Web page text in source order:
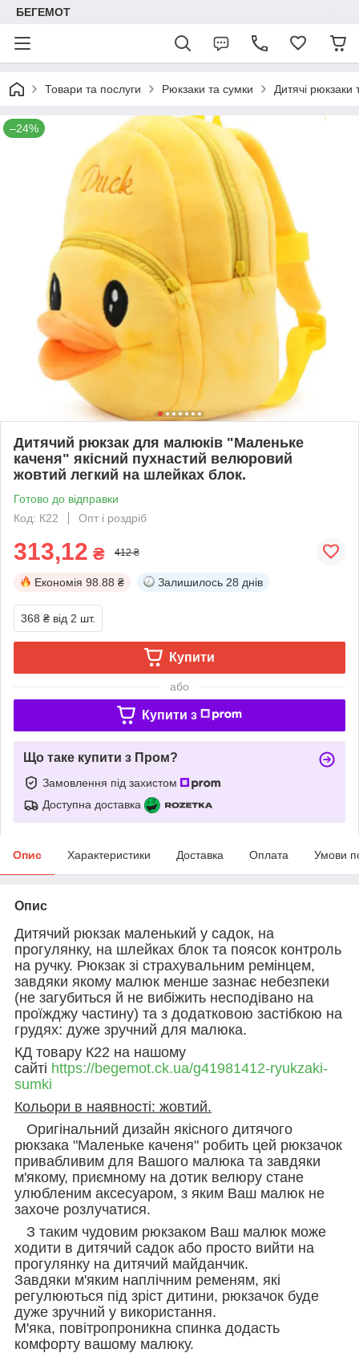
БЕГЕМОТ
Товари та послуги Рюкзаки та сумки Дитячі рюкзаки
–24%
Дитячий рюкзак для малюків "Маленьке
каченя" якісний пухнастий велюровий
жовтий легкий на шлейках блок.
Готово до відправки
Код: К22
Опт і роздріб
313,12 ₴ 412 ₴
Економія 98.88 ₴ Залишилось 28 днів
368 ₴ від 2 шт.
Купити
або
Купити з
Що таке купити з Пром?
Замовлення під захистом
Доступна доставка
Опис Характеристики Доставка Оплата Умови
Опис
Дитячий рюкзак маленький у садок, на
прогулянку, на шлейках блок та поясок контроль
на ручку. Рюкзак зі страхувальним ремінцем,
завдяки якому малюк менше зазнає небезпеки
(не загубиться й не вибіжить несподівано на
проїжджу частину) та з додатковою застібкою на
грудях: дуже зручний для малюка.
КД товару К22 на нашому
сайті https://begemot.ck.ua/g41981412-ryukzaki-
sumki
Кольори в наявності: жовтий.
Оригінальний дизайн якісного дитячого
рюкзака "Маленьке каченя" робить цей рюкзачок
привабливим для Вашого малюка та завдяки
м'якому, приємному на дотик велюру стане
улюбленим аксесуаром, з яким Ваш малюк не
захоче розлучатися.
З таким чудовим рюкзаком Ваш малюк може
ходити в дитячий садок або просто вийти на
прогулянку на дитячий майданчик.
Завдяки м'яким наплічним ременям, які
регулюються під зріст дитини, рюкзачок буде
дуже зручний у використання.
М'яка, повітропроникна спинка додасть
комфорту вашому малюку.